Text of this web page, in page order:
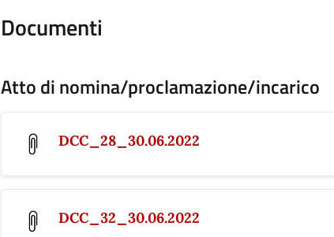
Documenti
Atto di nomina/proclamazione/incarico
DCC_28_30.06.2022
DCC_32_30.06.2022